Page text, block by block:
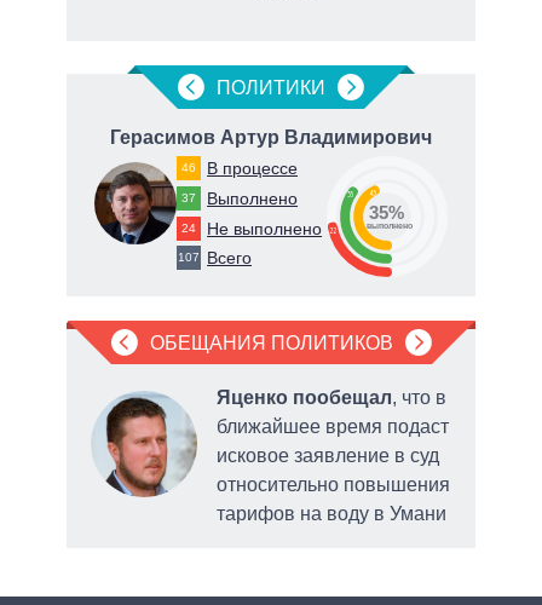
ПОЛИТИКИ
Герасимов Артур Владимирович
46 В процессе
37 Выполнено
24 Не выполнено
107 Всего
22
35 43
35%
выполнено
ОБЕЩАНИЯ ПОЛИТИКОВ
Яценко пообещал, что в
ближайшее время подаст
исковое заявление в суд
относительно повышения
тарифов на воду в Умани